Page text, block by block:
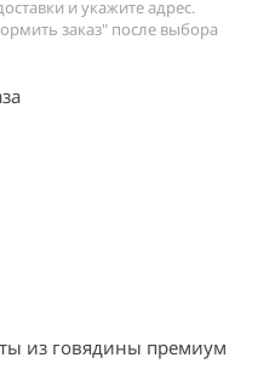
из говядины премиум
и укажите адрес.
заказ" после выбора